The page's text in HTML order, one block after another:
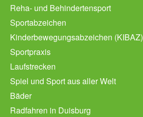
Reha- und Behindertensport
Sportabzeichen
Kinderbewegungsabzeichen (KIBAZ)
Sportpraxis
Laufstrecken
Spiel und Sport aus aller Welt
Bäder
Radfahren in Duisburg